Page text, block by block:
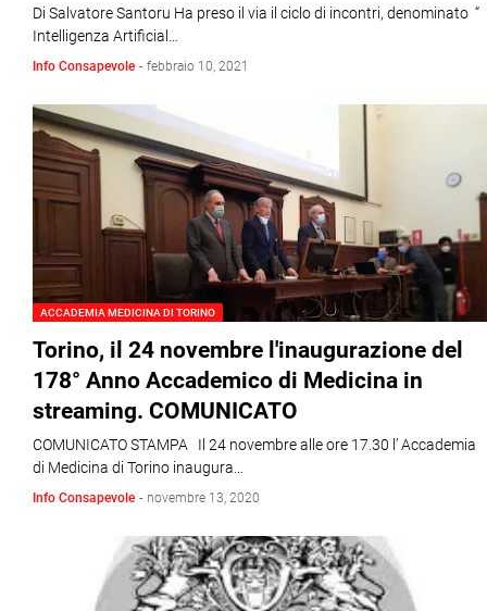
Di Salvatore Santoru Ha preso il via il ciclo di incontri, denominato “
Intelligenza Artificial…
Info Consapevole - febbraio 10, 2021
ACCADEMIA MEDICINA DI TORINO
Torino, il 24 novembre l'inaugurazione del
178° Anno Accademico di Medicina in
streaming. COMUNICATO
COMUNICATO STAMPA Il 24 novembre alle ore 17.30 l’ Accademia
di Medicina di Torino inaugura…
Info Consapevole - novembre 13, 2020